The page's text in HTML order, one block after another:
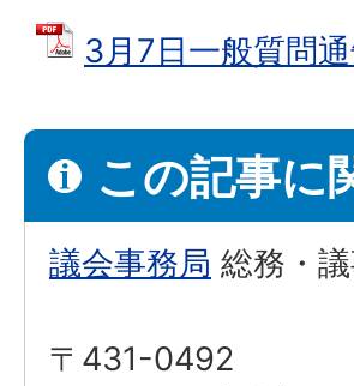
3月7日一般質問
この記事に
議会事務局 総務・
〒431-0492